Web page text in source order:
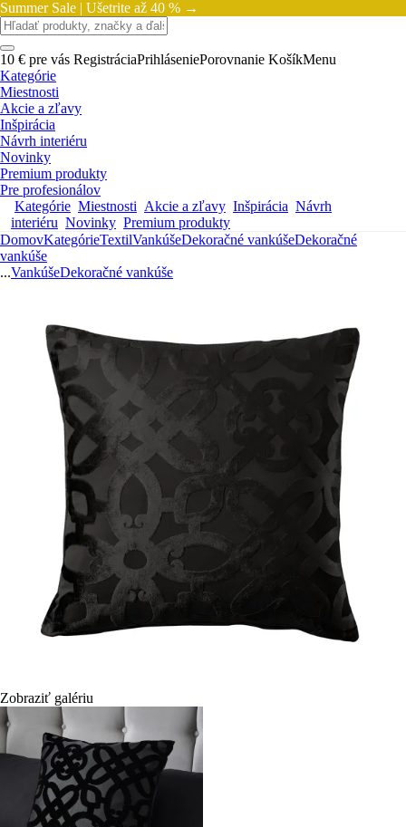
Summer Sale | Ušetrite až 40 % →
10 € pre vás RegistráciaPrihláseniePorovnanie KošíkMenu
Kategórie
Miestnosti
Akcie a zľavy
Inšpirácia
Návrh interiéru
Novinky
Premium produkty
Pre profesionálov
Kategórie Miestnosti Akcie a zľavy Inšpirácia Návrh
interiéru Novinky Premium produkty
DomovKategórieTextilVankúšeDekoračné vankúšeDekoračné
vankúše
...VankúšeDekoračné vankúše
Zobraziť galériu